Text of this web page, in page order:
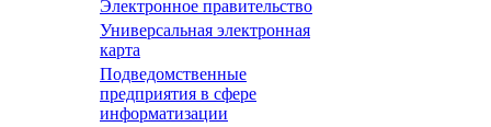
Электронное правительство
Универсальная электронная
карта
Подведомственные
предприятия в сфере
информатизации